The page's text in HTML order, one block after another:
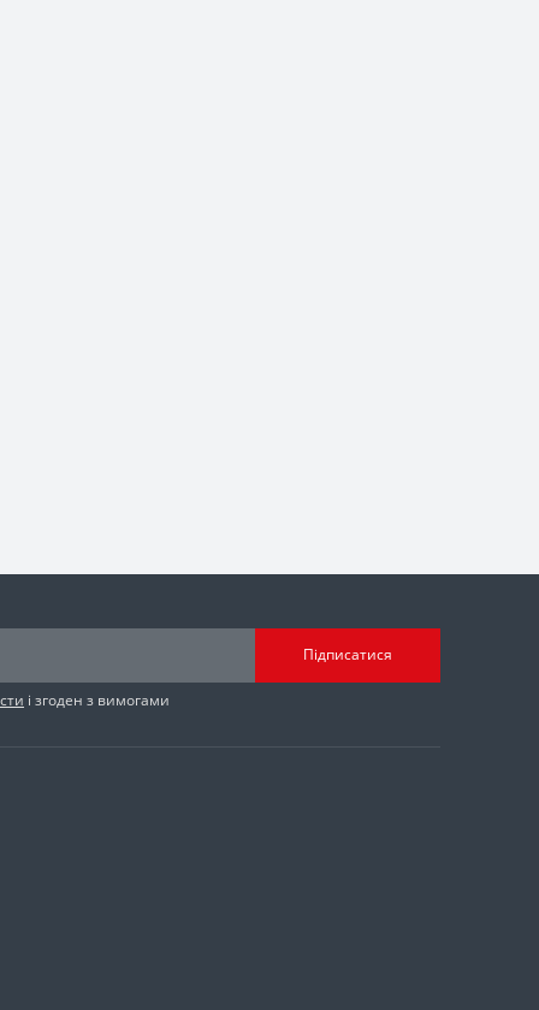
Підписатися
і згоден з вимогами